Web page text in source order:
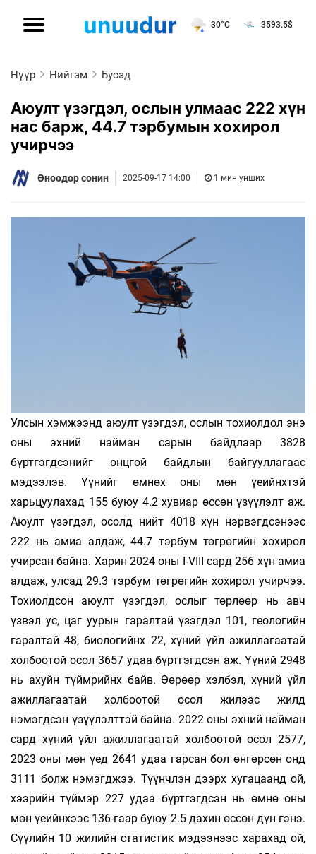
30°C 3593.5$
Нүүр Нийгэм Бусад
Аюулт үзэгдэл, ослын улмаас 222 хүн
нас барж, 44.7 тэрбумын хохирол
учирчээ
Өнөөдөр сонин 2025-09-17 14:00 1 мин унших
Улсын хэмжээнд аюулт үзэгдэл, ослын тохиолдол энэ
оны эхний найман сарын байдлаар 3828
бүртгэгдсэнийг онцгой байдлын байгууллагаас
мэдээлэв. Үүнийг өмнөх оны мөн үеийнхтэй
харьцуулахад 155 буюу 4.2 хувиар өссөн үзүүлэлт аж.
Аюулт үзэгдэл, осолд нийт 4018 хүн нэрвэгдсэнээс
222 нь амиа алдаж, 44.7 тэрбум төгрөгийн хохирол
учирсан байна. Харин 2024 оны I-VIII сард 256 хүн амиа
алдаж, улсад 29.3 тэрбум төгрөгийн хохирол учирчээ.
Тохиолдсон аюулт үзэгдэл, ослыг төрлөөр нь авч
үзвэл ус, цаг уурын гаралтай үзэгдэл 101, геологийн
гаралтай 48, биологийнх 22, хүний үйл ажиллагаатай
холбоотой осол 3657 удаа бүртгэгдсэн аж. Үүний 2948
нь ахуйн түймрийнх байв. Өөрөөр хэлбэл, хүний үйл
ажиллагаатай холбоотой осол жилээс жилд
нэмэгдсэн үзүүлэлттэй байна. 2022 оны эхний найман
сард хүний үйл ажиллагаатай холбоотой осол 2577,
2023 оны мөн үед 2641 удаа гарсан бол өнгөрсөн онд
3111 болж нэмэгджээ. Түүнчлэн дээрх хугацаанд ой,
хээрийн түймэр 227 удаа бүртгэгдсэн нь өмнө оны
мөн үеийнхээс 136-гаар буюу 2.5 дахин өссөн дүн гэнэ.
Сүүлийн 10 жилийн статистик мэдээнээс харахад ой,